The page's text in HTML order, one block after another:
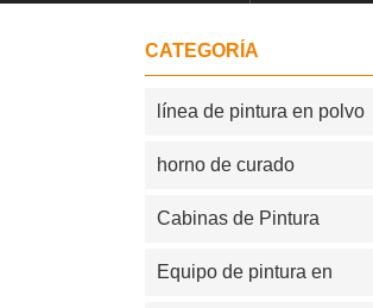
CATEGORÍA
línea de pintura en polvo
horno de curado
Cabinas de Pintura
Equipo de pintura en
escaparate